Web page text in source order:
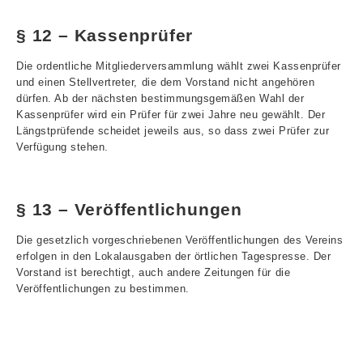
§ 12 – Kassenprüfer
Die ordentliche Mitgliederversammlung wählt zwei Kassenprüfer
und einen Stellvertreter, die dem Vorstand nicht angehören
dürfen. Ab der nächsten bestimmungsgemäßen Wahl der
Kassenprüfer wird ein Prüfer für zwei Jahre neu gewählt. Der
Längstprüfende scheidet jeweils aus, so dass zwei Prüfer zur
Verfügung stehen.
§ 13 – Veröffentlichungen
Die gesetzlich vorgeschriebenen Veröffentlichungen des Vereins
erfolgen in den Lokalausgaben der örtlichen Tagespresse. Der
Vorstand ist berechtigt, auch andere Zeitungen für die
Veröffentlichungen zu bestimmen.